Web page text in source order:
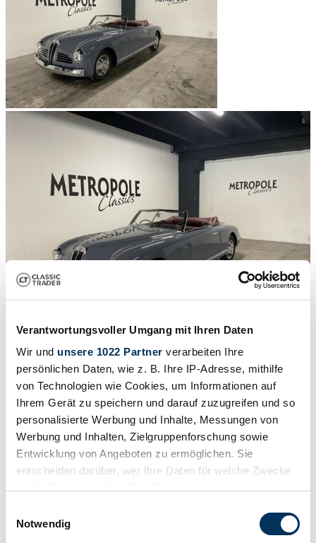
Verantwortungsvoller Umgang mit Ihren Daten
Wir und unsere 1022 Partner verarbeiten Ihre
persönlichen Daten, wie z. B. Ihre IP-Adresse, mithilfe
von Technologien wie Cookies, um Informationen auf
Ihrem Gerät zu speichern und darauf zuzugreifen und so
personalisierte Werbung und Inhalte, Messungen von
Werbung und Inhalten, Zielgruppenforschung sowie
Entwicklung von Angeboten zu ermöglichen. Sie
entscheiden darüber, wer Ihre Daten für welche Zwecke
Trigger Symbol ändern oder widerrufen
Notwendig
/19
1947 | Lancia Aprilia Pininfarina Cabriolet
Lancia Aprilia Cabriolet Special Prototype by Pinin Farina M0511
225.000 €